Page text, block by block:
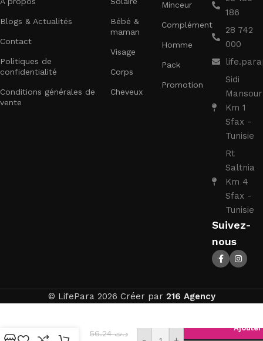
Blogs & Actualités
Contact
Politiques de
confidentialité
Conditions générales de
vente
Bébé &
maman
Visage
Corps
Cheveux
Minceur
Complément
Homme
Pack
Promotion
186
28 742
000
Sidi
Mansour
Km 1
Sfax -
Tunisie
Rt
Saltnia
Km 4
Sfax -
Tunisie
Suivez-
nous
© LifePara 2026 Créer par 216 Agency
Mousse
د.ت56.24